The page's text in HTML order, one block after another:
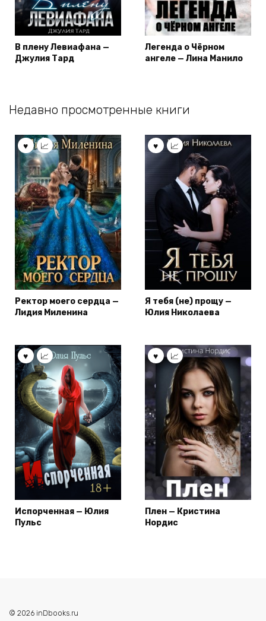
В плену Левиафана —
Джулия Тард
Легенда о Чёрном
ангеле — Лина Манило
Недавно просмотренные книги
Ректор моего сердца —
Лидия Миленина
Я тебя (не) прощу —
Юлия Николаева
Испорченная — Юлия
Пульс
Плен — Кристина
Нордис
© 2026 inDbooks.ru